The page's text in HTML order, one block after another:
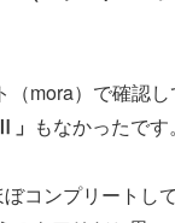
（mora）で確認
」 もなかったです。
コンプリートし